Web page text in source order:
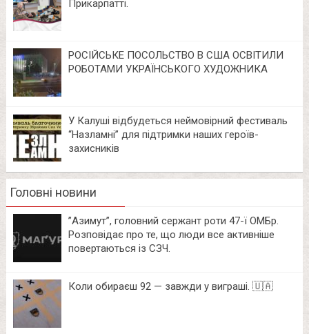
Прикарпатті.
РОСІЙСЬКЕ ПОСОЛЬСТВО В США ОСВІТИЛИ
РОБОТАМИ УКРАЇНСЬКОГО ХУДОЖНИКА
У Калуші відбудеться неймовірний фестиваль
“Назламні” для підтримки наших героїв-
захисників
Головні новини
⁨”Азимут”, головний сержант роти 47-ї ОМБр.
Розповідає про те, що люди все активніше
повертаються із СЗЧ.
Коли обираєш 92 — завжди у виграші. 🇺🇦